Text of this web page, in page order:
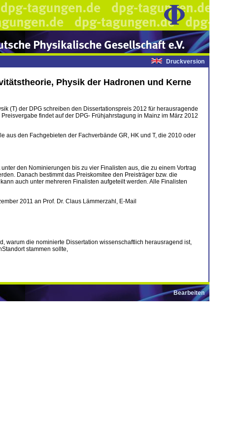
Druckversion
Physik der Hadronen und Kerne
(T) der DPG schreiben den Dissertationspreis 2012 für herausragende
findet auf der DPG- Frühjahrstagung in Mainz im März 2012
den Fachgebieten der Fachverbände GR, HK und T, die 2010 oder
den Nominierungen bis zu vier Finalisten aus, die zu einem Vortrag
Danach bestimmt das Preiskomitee den Preisträger bzw. die
auch unter mehreren Finalisten aufgeteilt werden. Alle Finalisten
2011 an Prof. Dr. Claus Lämmerzahl, E-Mail
warum die nominierte Dissertation wissenschaftlich herausragend ist,
stammen sollte,
Bearbeiten